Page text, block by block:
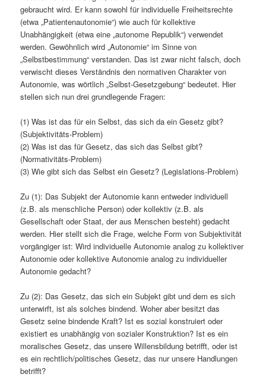
gebraucht wird. Er kann sowohl für individuelle Freiheitsrechte
(etwa „Patientenautonomie“) wie auch für kollektive
Unabhängigkeit (etwa eine „autonome Republik“) verwendet
werden. Gewöhnlich wird „Autonomie“ im Sinne von
„Selbstbestimmung“ verstanden. Das ist zwar nicht falsch, doch
verwischt dieses Verständnis den normativen Charakter von
Autonomie, was wörtlich „Selbst-Gesetzgebung“ bedeutet. Hier
stellen sich nun drei grundlegende Fragen:
(1) Was ist das für ein Selbst, das sich da ein Gesetz gibt?
(Subjektivitäts-Problem)
(2) Was ist das für Gesetz, das sich das Selbst gibt?
(Normativitäts-Problem)
(3) Wie gibt sich das Selbst ein Gesetz? (Legislations-Problem)
Zu (1): Das Subjekt der Autonomie kann entweder individuell
(z.B. als menschliche Person) oder kollektiv (z.B. als
Gesellschaft oder Staat, der aus Menschen besteht) gedacht
werden. Hier stellt sich die Frage, welche Form von Subjektivität
vorgängiger ist: Wird individuelle Autonomie analog zu kollektiver
Autonomie oder kollektive Autonomie analog zu individueller
Autonomie gedacht?
Zu (2): Das Gesetz, das sich ein Subjekt gibt und dem es sich
unterwirft, ist als solches bindend. Woher aber besitzt das
Gesetz seine bindende Kraft? Ist es sozial konstruiert oder
existiert es unabhängig von sozialer Konstruktion? Ist es ein
moralisches Gesetz, das unsere Willensbildung betrifft, oder ist
es ein rechtlich/politisches Gesetz, das nur unsere Handlungen
betrifft?